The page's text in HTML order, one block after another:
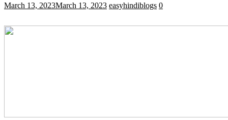
March 13, 2023March 13, 2023 easyhindiblogs 0